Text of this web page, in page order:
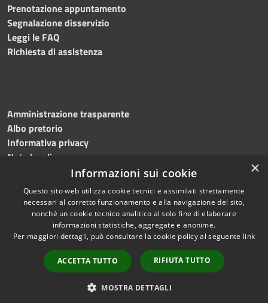
Prenotazione appuntamento
Segnalazione disservizio
Leggi le FAQ
Richiesta di assistenza
Amministrazione trasparente
Albo pretorio
Informativa privacy
Note legali
Dichiarazione di accessibilità
Accessibilità
Copyright © 2026 • Comune di
Flumeri • Powered by
Municipium•
Accesso
redazione
×
Informazioni sui cookie
Questo sito web utilizza cookie tecnici e assimilati strettamente
necessari al corretto funzionamento e alla navigazione del sito,
nonché un cookie tecnico analitico al solo fine di elaborare
informazioni statistiche, aggregate e anonime.
Per maggiori dettagli, può consultare la cookie policy al seguente link
ACCETTA TUTTO RIFIUTA TUTTO
MOSTRA DETTAGLI